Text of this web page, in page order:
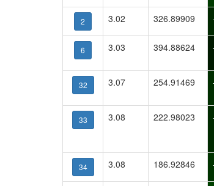
2 3.02 326.89909
6 3.03 394.88624
32 3.07 254.91469
33 3.08 222.98023
34 3.08 186.92846